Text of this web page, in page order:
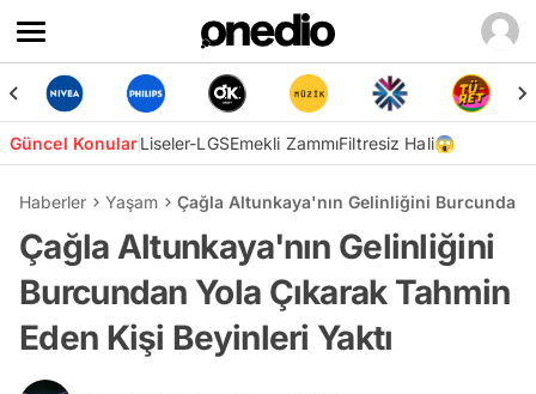
Güncel KonularLiseler-LGSEmekli ZammıFiltresiz Hali😱
Haberler Yaşam Çağla Altunkaya'nın Gelinliğini Burcundan
Çağla Altunkaya'nın Gelinliğini
Burcundan Yola Çıkarak Tahmin
Eden Kişi Beyinleri Yaktı